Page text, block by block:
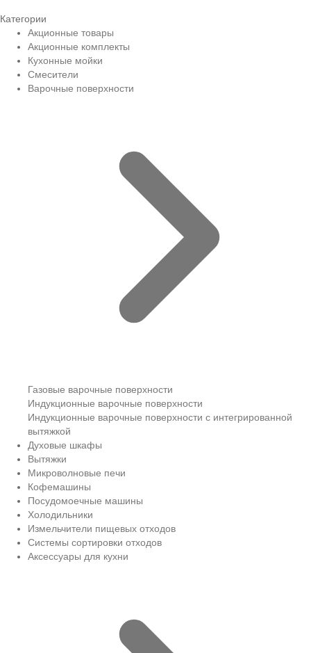
Категории
Акционные товары
Акционные комплекты
Кухонные мойки
Смесители
Варочные поверхности
Газовые варочные поверхности
Индукционные варочные поверхности
Индукционные варочные поверхности с интегрированной
вытяжкой
Духовые шкафы
Вытяжки
Микроволновые печи
Кофемашины
Посудомоечные машины
Холодильники
Измельчители пищевых отходов
Системы сортировки отходов
Аксессуары для кухни